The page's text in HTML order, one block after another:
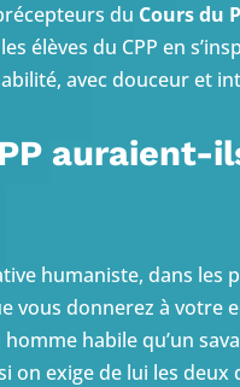
du Cours du
élèves du CPP en
avec douceur et
auraient-
humaniste, dans
vous donnerez à votre
habile qu’un
on exige de lui les